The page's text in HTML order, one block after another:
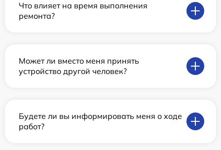
Что влияет на время выполнения
ремонта?
Может ли вместо меня принять
устройство другой человек?
Будете ли вы информировать меня о ходе
работ?